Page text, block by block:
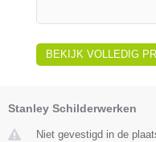
BEKIJK VOLLEDIG
Stanley Schilderwerken
Niet gevestigd in de